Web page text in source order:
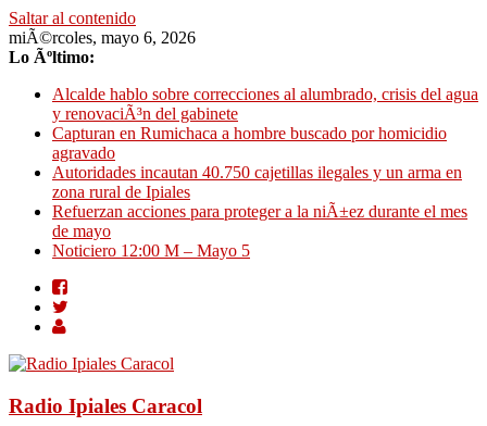
Saltar al contenido
miÃ©rcoles, mayo 6, 2026
Lo Ãºltimo:
Alcalde hablo sobre correcciones al alumbrado, crisis del agua
y renovaciÃ³n del gabinete
Capturan en Rumichaca a hombre buscado por homicidio
agravado
Autoridades incautan 40.750 cajetillas ilegales y un arma en
zona rural de Ipiales
Refuerzan acciones para proteger a la niÃ±ez durante el mes
de mayo
Noticiero 12:00 M – Mayo 5
Radio Ipiales Caracol